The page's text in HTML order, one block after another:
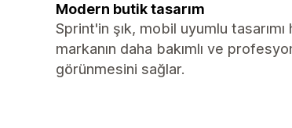
Modern butik tasarım
Sprint'in şık, mobil uyumlu tasarımı
markanın daha bakımlı ve
görünmesini sağlar.